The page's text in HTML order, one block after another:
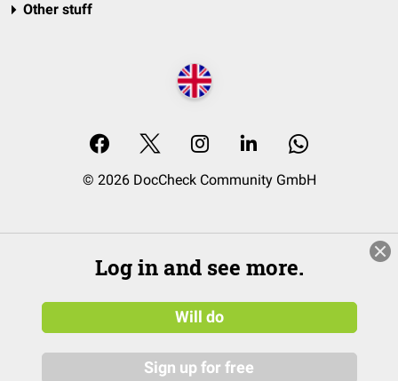
Other stuff
© 2026 DocCheck Community GmbH
Log in and see more.
Will do
Sign up for free